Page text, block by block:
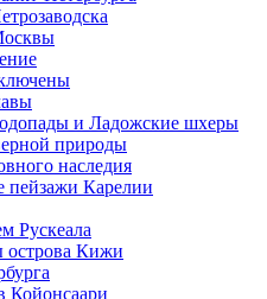
и Ладожские шхеры
природы
наследия
пейзажи Карелии
Рускеала
острова Кижи
Койонсаари